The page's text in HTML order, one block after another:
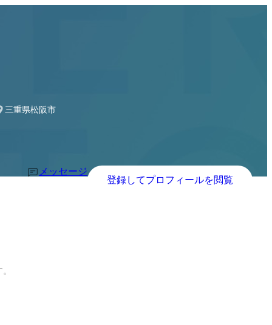
ービン主任技術者
三重県松阪市
メッセージ
登録してプロフィールを閲覧